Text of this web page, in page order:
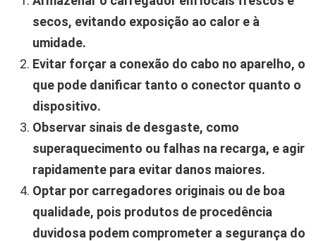
secos, evitando exposição ao calor e à
umidade.
Evitar forçar a conexão do cabo no aparelho, o
que pode danificar tanto o conector quanto o
dispositivo.
Observar sinais de desgaste, como
superaquecimento ou falhas na recarga, e agir
rapidamente para evitar danos maiores.
Optar por carregadores originais ou de boa
qualidade, pois produtos de procedência
duvidosa podem comprometer a segurança do